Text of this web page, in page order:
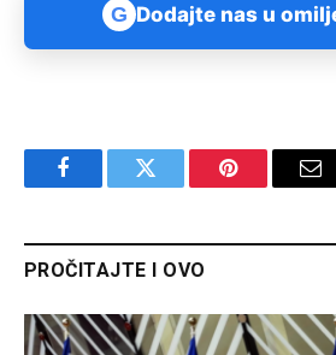
G Dodajte nas u
FacebookTwitter Pinterest
PROČITAJTE I OVO